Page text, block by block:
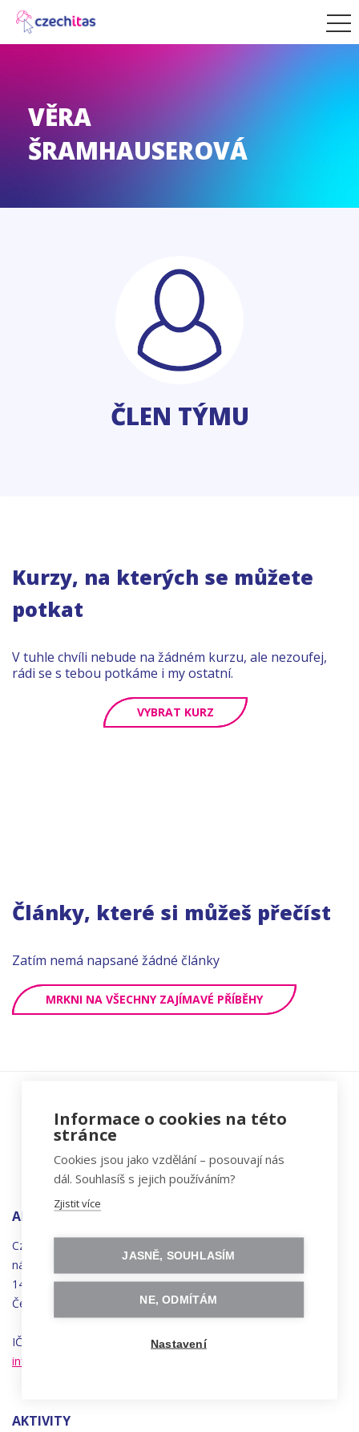
VĚRA
ŠRAMHAUSEROVÁ
ČLEN TÝMU
Kurzy, na kterých se můžete
potkat
V tuhle chvíli nebude na žádném kurzu, ale nezoufej,
rádi se s tebou potkáme i my ostatní.
VYBRAT KURZ
Články, které si můžeš přečíst
Zatím nemá napsané žádné články
MRKNI NA VŠECHNY ZAJÍMAVÉ PŘÍBĚHY
ADRESA
Czechitas, z.ú.
náměstí
Synků 1748/17
140 00 Praha 4 - Nusle
Česká republika
IČO 22834958 | DIČ CZ22834958
info@czechitas.cz
AKTIVITY
Informace o cookies na této
stránce
Cookies jsou jako vzdělání – posouvají nás
dál. Souhlasíš s jejich používáním?
Zjistit více
JASNĚ, SOUHLASÍM
NE, ODMÍTÁM
Nastavení